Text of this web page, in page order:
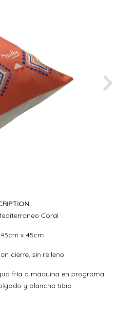
Coral
45cm x 45cm
cierre, sin relleno
fría a maquina en programa
y plancha tibia